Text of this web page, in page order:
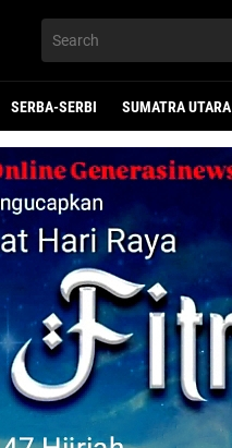
SERBA-SERBI SUMATRA UTARA